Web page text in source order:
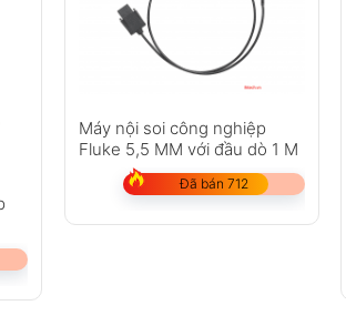
Máy nội soi công nghiệp
Fluke 5,5 MM với đầu dò 1 M
Đã bán 712